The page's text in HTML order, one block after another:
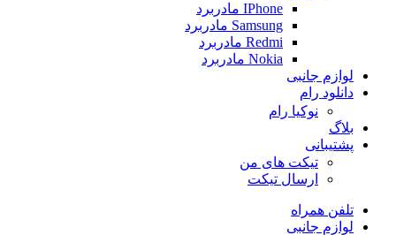
IPhone مادربرد
Samsung مادربرد
Redmi مادربرد
Nokia مادربرد
لوازم جانبی
دانلود رام
نوکیا رام
بلاگ
پشتیبانی
تیکت های من
ارسال تیکت
تلفن همراه
لوازم جانبی